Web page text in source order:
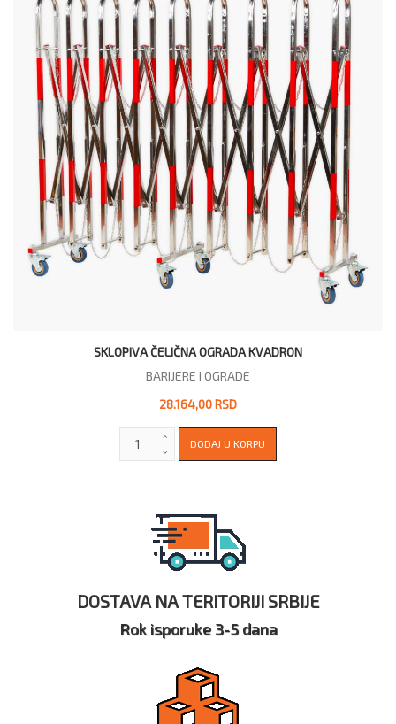
SKLOPIVA ČELIČNA OGRADA KVADRON
BARIJERE I OGRADE
28.164,00 RSD
DOSTAVA NA TERITORIJI SRBIJE
Rok isporuke 3-5 dana